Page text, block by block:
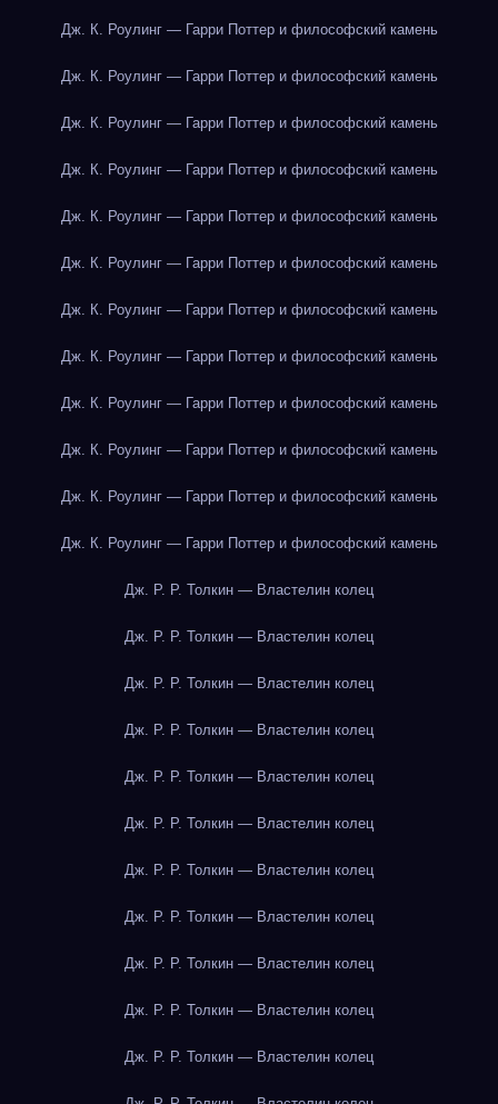
Дж. К. Роулинг — Гарри Поттер и философский камень
Дж. К. Роулинг — Гарри Поттер и философский камень
Дж. К. Роулинг — Гарри Поттер и философский камень
Дж. К. Роулинг — Гарри Поттер и философский камень
Дж. К. Роулинг — Гарри Поттер и философский камень
Дж. К. Роулинг — Гарри Поттер и философский камень
Дж. К. Роулинг — Гарри Поттер и философский камень
Дж. К. Роулинг — Гарри Поттер и философский камень
Дж. К. Роулинг — Гарри Поттер и философский камень
Дж. К. Роулинг — Гарри Поттер и философский камень
Дж. К. Роулинг — Гарри Поттер и философский камень
Дж. К. Роулинг — Гарри Поттер и философский камень
Дж. Р. Р. Толкин — Властелин колец
Дж. Р. Р. Толкин — Властелин колец
Дж. Р. Р. Толкин — Властелин колец
Дж. Р. Р. Толкин — Властелин колец
Дж. Р. Р. Толкин — Властелин колец
Дж. Р. Р. Толкин — Властелин колец
Дж. Р. Р. Толкин — Властелин колец
Дж. Р. Р. Толкин — Властелин колец
Дж. Р. Р. Толкин — Властелин колец
Дж. Р. Р. Толкин — Властелин колец
Дж. Р. Р. Толкин — Властелин колец